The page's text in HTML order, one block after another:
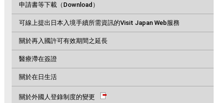
申請書等下載（Download）
可線上提出日本入境手續所需資訊的Visit Japan Web服務
關於再入國許可有效期間之延長
醫療滯在簽證
關於在日生活
關於外國人登錄制度的變更